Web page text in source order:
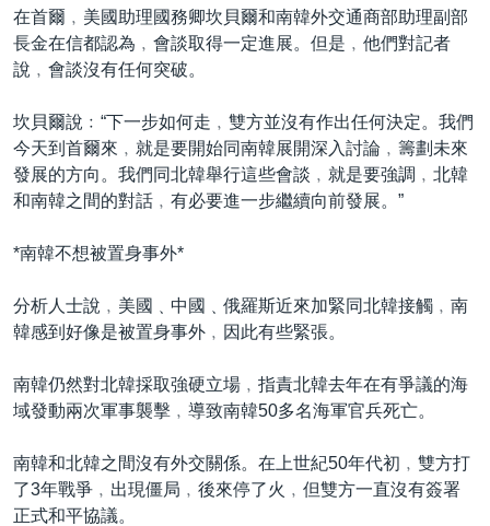
視頻存檔
YOUTUBE頻道
海外港人
港人港心
建國史話
廣播節目表
關注我們
其他語言網站
在首爾﹐美國助理國務卿坎貝爾和南韓外交通商部助理副部
長金在信都認為﹐會談取得一定進展。但是﹐他們對記者
說﹐會談沒有任何突破。
坎貝爾說﹕“下一步如何走﹐雙方並沒有作出任何決定。我們
今天到首爾來﹐就是要開始同南韓展開深入討論﹐籌劃未來
發展的方向。我們同北韓舉行這些會談﹐就是要強調﹐北韓
和南韓之間的對話﹐有必要進一步繼續向前發展。”
*南韓不想被置身事外*
分析人士說﹐美國﹑中國﹑俄羅斯近來加緊同北韓接觸﹐南
韓感到好像是被置身事外﹐因此有些緊張。
南韓仍然對北韓採取強硬立場﹐指責北韓去年在有爭議的海
域發動兩次軍事襲擊﹐導致南韓50多名海軍官兵死亡。
南韓和北韓之間沒有外交關係。在上世紀50年代初﹐雙方打
了3年戰爭﹐出現僵局﹐後來停了火﹐但雙方一直沒有簽署
正式和平協議。